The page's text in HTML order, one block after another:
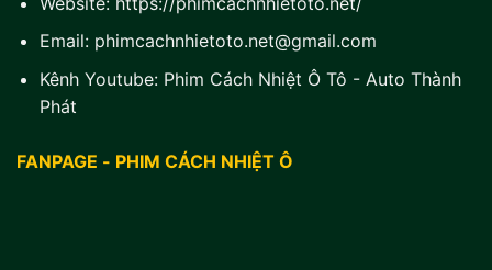
Email: phimcachnhietoto.net@gmail.com
Kênh Youtube: Phim Cách Nhiệt Ô Tô - Auto Thành
Phát
FANPAGE - PHIM CÁCH NHIỆT Ô